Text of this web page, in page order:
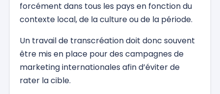
forcément dans tous les pays en fonction du
contexte local, de la culture ou de la période.
Un travail de transcréation doit donc souvent
être mis en place pour des campagnes de
marketing internationales afin d’éviter de
rater la cible.